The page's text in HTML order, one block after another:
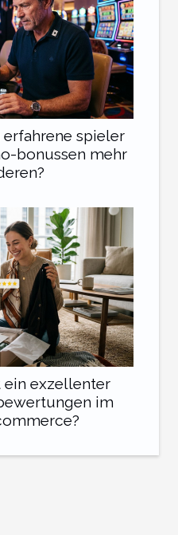
spieler
bonussen mehr
exzellenter
im